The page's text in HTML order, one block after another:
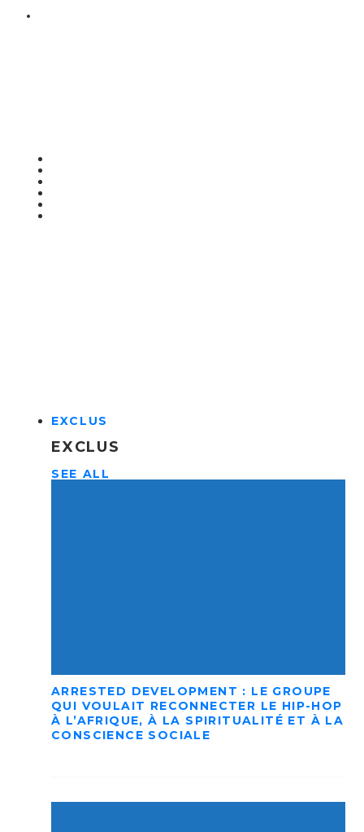
EXCLUS
EXCLUS
SEE ALL
ARRESTED DEVELOPMENT : LE GROUPE
QUI VOULAIT RECONNECTER LE HIP-HOP
À L’AFRIQUE, À LA SPIRITUALITÉ ET À LA
CONSCIENCE SOCIALE